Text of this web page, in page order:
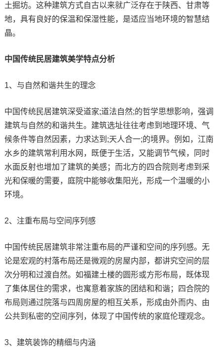
土掘坊。这种建筑方式自古以来就广泛存在于陕西、甘肃等
地，具有良好的保温和保湿性能，是适应当地环境的智慧结
晶。
中国传统民居建筑美学特点分析
1、与自然和谐共生的理念
中国传统民居建筑深受道家;道法自然;的哲学思想影响，强调
建筑与自然的和谐共生。建筑选址往往考虑到地理环境、气
候条件等自然因素，力求达到;天人合一;的境界。例如，江南
水乡的建筑常利用水网，既便于生活，又能调节气候，同时
水面反射也增加了建筑的美感；而北方的四合院则考虑到采
光和保暖的需要，庭院中能够收集阳光，形成一个温暖的小
环境。
2、注重布局与空间序列感
中国传统民居建筑非常注重布局的严谨和空间的序列感。无
论是宏观的村落布局还是微观的房屋内部，都讲究空间的层
次分明和过渡自然。如福建土楼的圆形或方形布局，既体现
了集体居住的需求，也寓意着家族的团结和和谐；四合院的
布局则通过院落与四周房屋的相互关系，形成由外而内、由
公共到私密的空间序列，体现了中国传统的家庭伦理观念。
3、建筑装饰的精细与内涵